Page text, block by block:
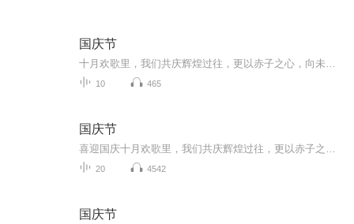
国庆节
10 465
国庆节
20 4542
国庆节